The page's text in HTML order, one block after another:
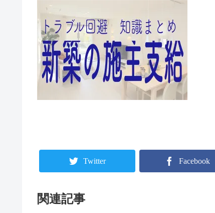
Twitter Facebook
関連記事